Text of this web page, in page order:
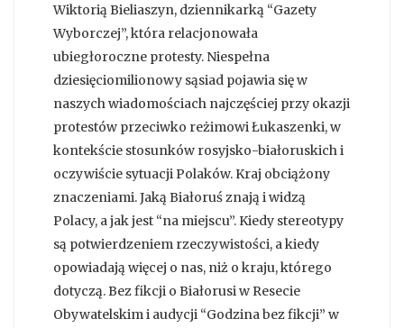
Wiktorią Bieliaszyn, dziennikarką “Gazety
Wyborczej”, która relacjonowała
ubiegłoroczne protesty. Niespełna
dziesięciomilionowy sąsiad pojawia się w
naszych wiadomościach najczęściej przy okazji
protestów przeciwko reżimowi Łukaszenki, w
kontekście stosunków rosyjsko-białoruskich i
oczywiście sytuacji Polaków. Kraj obciążony
znaczeniami. Jaką Białoruś znają i widzą
Polacy, a jak jest “na miejscu”. Kiedy stereotypy
są potwierdzeniem rzeczywistości, a kiedy
opowiadają więcej o nas, niż o kraju, którego
dotyczą. Bez fikcji o Białorusi w Resecie
Obywatelskim i audycji “Godzina bez fikcji” w